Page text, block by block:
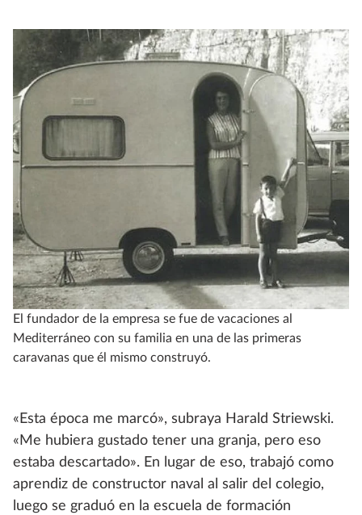
El fundador de la empresa se fue de vacaciones al
Mediterráneo con su familia en una de las primeras
caravanas que él mismo construyó.
«Esta época me marcó», subraya Harald Striewski.
«Me hubiera gustado tener una granja, pero eso
estaba descartado». En lugar de eso, trabajó como
aprendiz de constructor naval al salir del colegio,
luego se graduó en la escuela de formación